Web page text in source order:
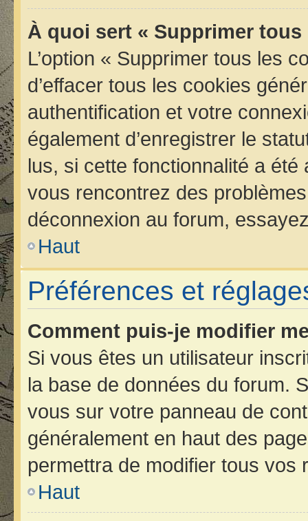
À quoi sert « Supprimer
L’option « Supprimer tous les
d’effacer tous les cookies
authentification et votre
également d’enregistrer le
lus, si cette fonctionnalité a
vous rencontrez des
déconnexion au forum,
Haut
Préférences et
Comment puis-je modifier
Si vous êtes un utilisateur
la base de données du forum.
vous sur votre panneau de
généralement en haut des
permettra de modifier tous
Haut